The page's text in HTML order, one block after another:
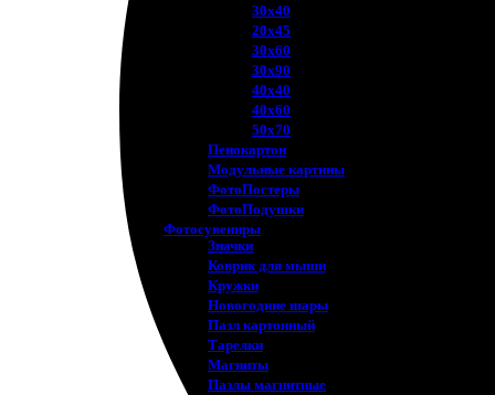
30х40
20х45
30х60
30х90
40х40
40х60
50х70
Пенокартон
Модульные картины
ФотоПостеры
ФотоПодушки
Фотоcувениры
Значки
Коврик для мыши
Кружки
Новогодние шары
Пазл картонный
Тарелки
Магниты
Пазлы магнитные